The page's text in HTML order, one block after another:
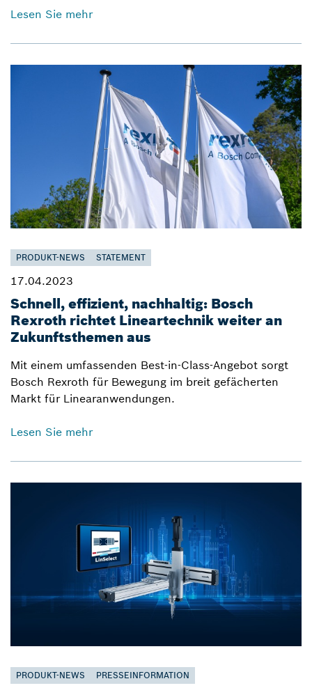
Lesen Sie mehr
PRODUKT-NEWS STATEMENT
17.04.2023
Schnell, effizient, nachhaltig: Bosch
Rexroth richtet Lineartechnik weiter an
Zukunftsthemen aus
Mit einem umfassenden Best-in-Class-Angebot sorgt
Bosch Rexroth für Bewegung im breit gefächerten
Markt für Linearanwendungen.
Lesen Sie mehr
PRODUKT-NEWS PRESSEINFORMATION